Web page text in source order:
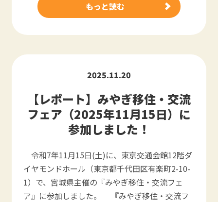
もっと読む
2025.11.20
【レポート】みやぎ移住・交流
フェア（2025年11月15日）に
参加しました！
令和7年11月15日(土)に、東京交通会館12階ダ
イヤモンドホール（東京都千代田区有楽町2-10-
1）で、宮城県主催の『みやぎ移住・交流フェ
ア』に参加しました。 『みやぎ移住・交流フ